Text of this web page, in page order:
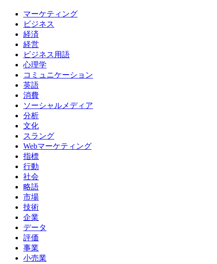
マーケティング
ビジネス
経済
経営
ビジネス用語
心理学
コミュニケーション
英語
消費
ソーシャルメディア
分析
文化
スラング
Webマーケティング
指標
行動
社会
略語
市場
技術
企業
データ
評価
事業
小売業